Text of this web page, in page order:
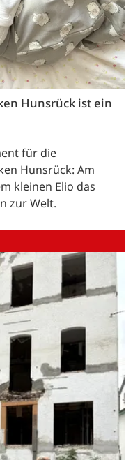
Hunsrück ist ein
für die
Hunsrück: Am
kleinen Elio das
zur Welt.